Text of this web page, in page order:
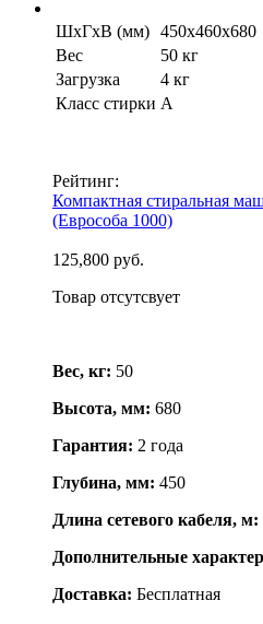
ШхГхВ (мм) 450x460x680
Вес
50 кг
Загрузка
4 кг
Класс стирки А
Рейтинг:
Компактная стиральная
(Еврособа 1000)
125,800 руб.
Товар отсутсвует
Вес, кг: 50
Высота, мм: 680
Гарантия: 2 года
Глубина, мм: 450
Длина сетевого кабеля, м:
Дополнительные
Доставка: Бесплатная